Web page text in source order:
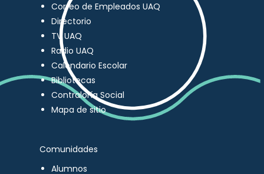
Correo de Empleados UAQ
Directorio
TV UAQ
Radio UAQ
Calendario Escolar
Bibliotecas
Contraloría Social
Mapa de sitio
Comunidades
Alumnos